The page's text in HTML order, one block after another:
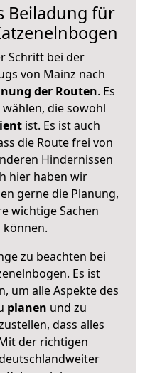
Beiladung für
Schritt bei der
von Mainz nach
der Routen. Es
die sowohl
ist. Es ist auch
die Route frei von
Hindernissen
hier haben wir
gerne die Planung,
wichtige Sachen
zu beachten bei
Es ist
um alle Aspekte des
planen und zu
dass alles
der richtigen